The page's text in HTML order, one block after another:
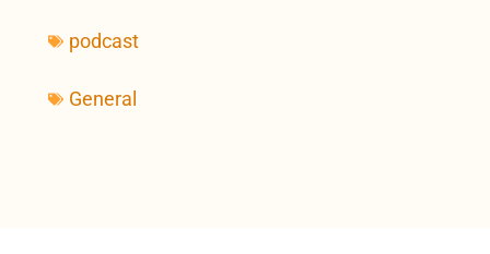
podcast
General